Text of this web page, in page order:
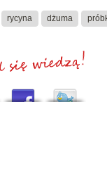
rycyna dżuma